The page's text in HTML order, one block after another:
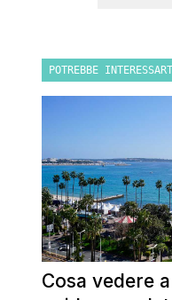
POTREBBE
Cosa vedere